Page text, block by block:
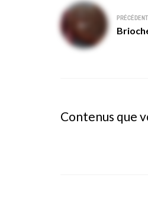
Navigation
de
l’article
PRÉCÉDENT
Contenus que